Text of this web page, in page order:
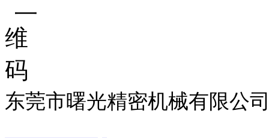
东莞市曙光精密机械有限公